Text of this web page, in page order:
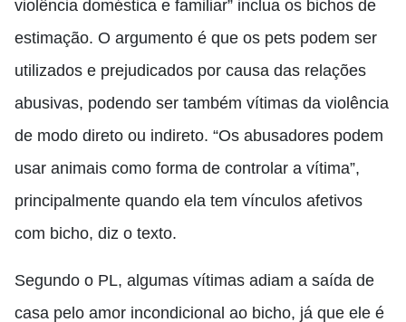
violência doméstica e familiar” inclua os bichos de
estimação. O argumento é que os pets podem ser
utilizados e prejudicados por causa das relações
abusivas, podendo ser também vítimas da violência
de modo direto ou indireto. “Os abusadores podem
usar animais como forma de controlar a vítima”,
principalmente quando ela tem vínculos afetivos
com bicho, diz o texto.
Segundo o PL, algumas vítimas adiam a saída de
casa pelo amor incondicional ao bicho, já que ele é